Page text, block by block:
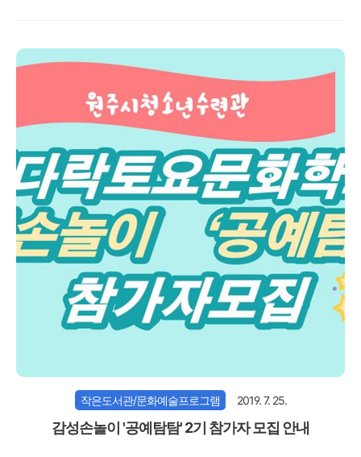
작은도서관/문화예술프로그램 2019. 7. 25.
감성손놀이 '공예탐탐' 2기 참가자 모집 안내